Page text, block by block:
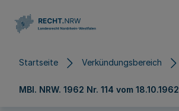
Startseite Verkündungsbereich
MBl. NRW. 1962 Nr. 114 vom 18.10.1962